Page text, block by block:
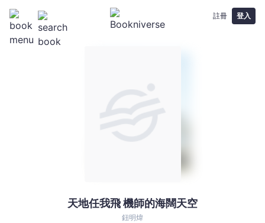
註冊 登入
天地任我飛 機師的海闊天空
鈕明煒